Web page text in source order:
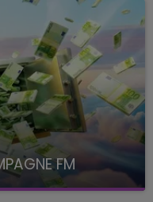
FM
à 8H10